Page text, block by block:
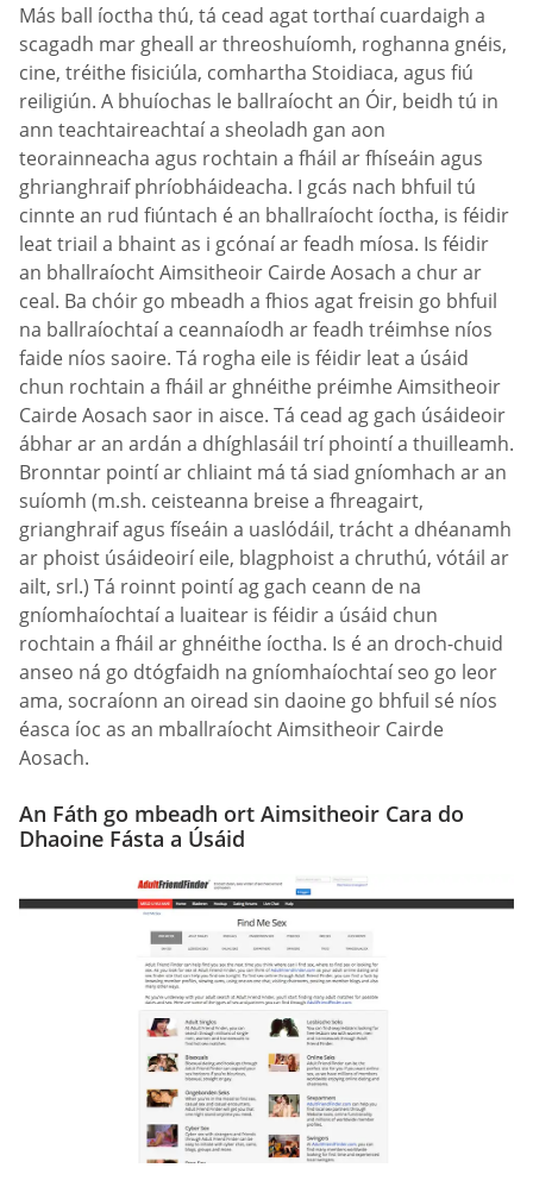
Más ball íoctha thú, tá cead agat torthaí cuardaigh a
scagadh mar gheall ar threoshuíomh, roghanna gnéis,
cine, tréithe fisiciúla, comhartha Stoidiaca, agus fiú
reiligiún. A bhuíochas le ballraíocht an Óir, beidh tú in
ann teachtaireachtaí a sheoladh gan aon
teorainneacha agus rochtain a fháil ar fhíseáin agus
ghrianghraif phríobháideacha. I gcás nach bhfuil tú
cinnte an rud fiúntach é an bhallraíocht íoctha, is féidir
leat triail a bhaint as i gcónaí ar feadh míosa. Is féidir
an bhallraíocht Aimsitheoir Cairde Aosach a chur ar
ceal. Ba chóir go mbeadh a fhios agat freisin go bhfuil
na ballraíochtaí a ceannaíodh ar feadh tréimhse níos
faide níos saoire. Tá rogha eile is féidir leat a úsáid
chun rochtain a fháil ar ghnéithe préimhe Aimsitheoir
Cairde Aosach saor in aisce. Tá cead ag gach úsáideoir
ábhar ar an ardán a dhíghlasáil trí phointí a thuilleamh.
Bronntar pointí ar chliaint má tá siad gníomhach ar an
suíomh (m.sh. ceisteanna breise a fhreagairt,
grianghraif agus físeáin a uaslódáil, trácht a dhéanamh
ar phoist úsáideoirí eile, blagphoist a chruthú, vótáil ar
ailt, srl.) Tá roinnt pointí ag gach ceann de na
gníomhaíochtaí a luaitear is féidir a úsáid chun
rochtain a fháil ar ghnéithe íoctha. Is é an droch-chuid
anseo ná go dtógfaidh na gníomhaíochtaí seo go leor
ama, socraíonn an oiread sin daoine go bhfuil sé níos
éasca íoc as an mballraíocht Aimsitheoir Cairde
Aosach.
An Fáth go mbeadh ort Aimsitheoir Cara do
Dhaoine Fásta a Úsáid